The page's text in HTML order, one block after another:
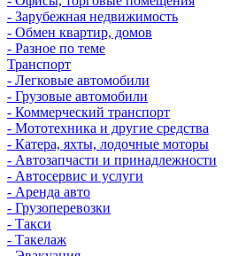
- Зарубежная недвижимость
- Обмен квартир, домов
- Разное по теме
Транспорт
- Легковые автомобили
- Грузовые автомобили
- Коммерческий транспорт
- Мототехника и другие средства
- Катера, яхты, лодочные моторы
- Автозапчасти и принадлежности
- Автосервис и услуги
- Аренда авто
- Грузоперевозки
- Такси
- Такелаж